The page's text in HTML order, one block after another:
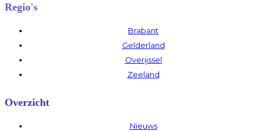
Regio's
Brabant
Gelderland
Overijssel
Zeeland
Overzicht
Nieuws